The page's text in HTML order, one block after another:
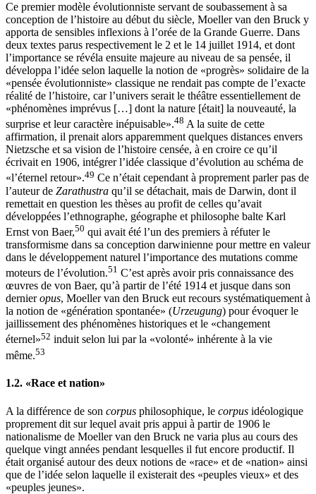
Ce premier modèle évolutionniste servant de soubassement à sa
conception de l’histoire au début du siècle, Moeller van den Bruck y
apporta de sensibles inflexions à l’orée de la Grande Guerre. Dans
deux textes parus respectivement le 2 et le 14 juillet 1914, et dont
l’importance se révéla ensuite majeure au niveau de sa pensée, il
développa l’idée selon laquelle la notion de «progrès» solidaire de la
«pensée évolutionniste» classique ne rendait pas compte de l’exacte
réalité de l’histoire, car l’univers serait le théâtre essentiellement de
«phénomènes imprévus […] dont la nature [était] la nouveauté, la
surprise et leur caractère inépuisable».48 A la suite de cette
affirmation, il prenait alors apparemment quelques distances envers
Nietzsche et sa vision de l’histoire censée, à en croire ce qu’il
écrivait en 1906, intégrer l’idée classique d’évolution au schéma de
«l’éternel retour».49 Ce n’était cependant à proprement parler pas de
l’auteur de Zarathustra qu’il se détachait, mais de Darwin, dont il
remettait en question les thèses au profit de celles qu’avait
développées l’ethnographe, géographe et philosophe balte Karl
Ernst von Baer,50 qui avait été l’un des premiers à réfuter le
transformisme dans sa conception darwinienne pour mettre en valeur
dans le développement naturel l’importance des mutations comme
moteurs de l’évolution.51 C’est après avoir pris connaissance des
œuvres de von Baer, qu’à partir de l’été 1914 et jusque dans son
dernieropus, Moeller van den Bruck eut recours systématiquement à
la notion de «génération spontanée» (Urzeugung) pour évoquer le
jaillissement des phénomènes historiques et le «changement
éternel»52 induit selon lui par la «volonté» inhérente à la vie
même.53
1.2. «Race et nation»
A la différence de son corpus philosophique, le corpus idéologique
proprement dit sur lequel avait pris appui à partir de 1906 le
nationalisme de Moeller van den Bruck ne varia plus au cours des
quelque vingt années pendant lesquelles il fut encore productif. Il
était organisé autour des deux notions de «race» et de «nation» ainsi
que de l’idée selon laquelle il existerait des «peuples vieux» et des
«peuples jeunes».